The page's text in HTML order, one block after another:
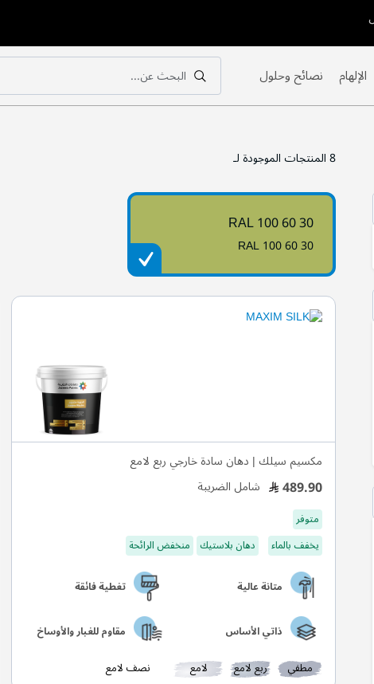
بحث
البحث عن...
بحث الإلهام نصائح وحلول
8المنتجات الموجودة لـ
RAL 100 60 30
RAL 100 60 30
مكسيم سيلك | دهان سادة خارجي ربع لامع
489.90 شامل الضريبة
متوفر
يخفف بالماء
دهان بلاستيك منخفض الرائحة
متانة عالية تغطية فائقة
ذاتي الأساس مقاوم للغبار والأوساخ
مطفي ربع لامع لامع نصف لامع